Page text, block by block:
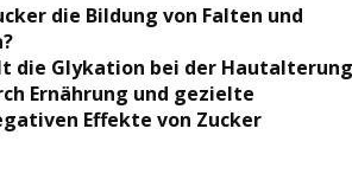
die Bildung von Falten und
die Glykation bei der
Ernährung und gezielte
Effekte von Zucker